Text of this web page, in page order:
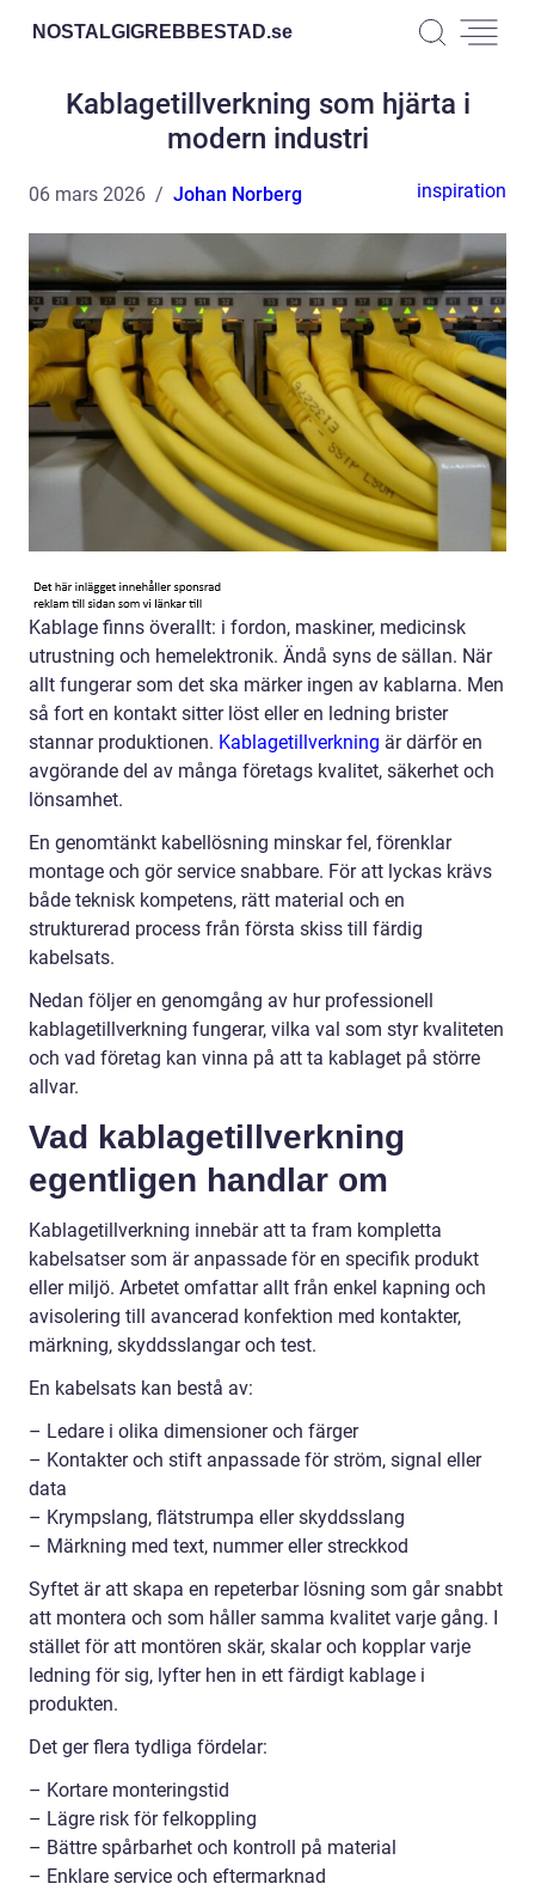
NOSTALGIGREBBESTAD.se
Kablagetillverkning som hjärta i
modern industri
06 mars 2026 Johan Norberg inspiration
Kablage finns överallt: i fordon, maskiner, medicinsk
utrustning och hemelektronik. Ändå syns de sällan. När
allt fungerar som det ska märker ingen av kablarna. Men
så fort en kontakt sitter löst eller en ledning brister
stannar produktionen. Kablagetillverkning är därför en
avgörande del av många företags kvalitet, säkerhet och
lönsamhet.
En genomtänkt kabellösning minskar fel, förenklar
montage och gör service snabbare. För att lyckas krävs
både teknisk kompetens, rätt material och en
strukturerad process från första skiss till färdig
kabelsats.
Nedan följer en genomgång av hur professionell
kablagetillverkning fungerar, vilka val som styr kvaliteten
och vad företag kan vinna på att ta kablaget på större
allvar.
Vad kablagetillverkning
egentligen handlar om
Kablagetillverkning innebär att ta fram kompletta
kabelsatser som är anpassade för en specifik produkt
eller miljö. Arbetet omfattar allt från enkel kapning och
avisolering till avancerad konfektion med kontakter,
märkning, skyddsslangar och test.
En kabelsats kan bestå av:
– Ledare i olika dimensioner och färger
– Kontakter och stift anpassade för ström, signal eller
data
– Krympslang, flätstrumpa eller skyddsslang
– Märkning med text, nummer eller streckkod
Syftet är att skapa en repeterbar lösning som går snabbt
att montera och som håller samma kvalitet varje gång. I
stället för att montören skär, skalar och kopplar varje
ledning för sig, lyfter hen in ett färdigt kablage i
produkten.
Det ger flera tydliga fördelar:
– Kortare monteringstid
– Lägre risk för felkoppling
– Bättre spårbarhet och kontroll på material
– Enklare service och eftermarknad